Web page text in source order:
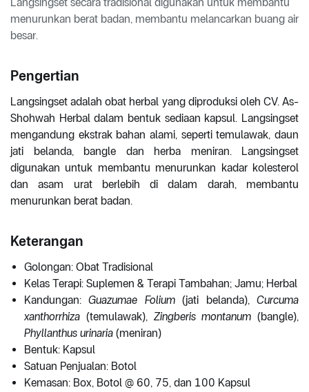
menurunkan berat badan, membantu melancarkan buang air
besar.
Pengertian
Langsingset adalah obat herbal yang diproduksi oleh CV. As-
Shohwah Herbal dalam bentuk sediaan kapsul. Langsingset
mengandung ekstrak bahan alami, seperti temulawak, daun
jati belanda, bangle dan herba meniran. Langsingset
digunakan untuk membantu menurunkan kadar kolesterol
dan asam urat berlebih di dalam darah, membantu
menurunkan berat badan.
Keterangan
Golongan: Obat Tradisional
Kelas Terapi: Suplemen & Terapi Tambahan; Jamu; Herbal
Kandungan:Guazumae Folium(jati belanda),Curcuma
xanthorrhiza (temulawak), Zingberis montanum (bangle),
Phyllanthus urinaria (meniran)
Bentuk: Kapsul
Satuan Penjualan: Botol
Kemasan: Box, Botol @ 60, 75, dan 100 Kapsul